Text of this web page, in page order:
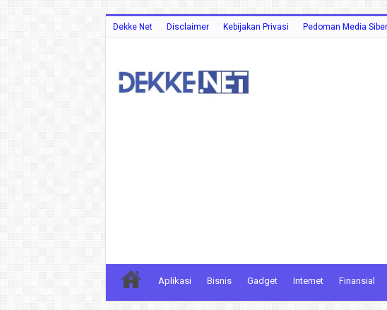
Dekke Net Disclaimer Kebijakan Privasi Pedoman Media Siber
Aplikasi Bisnis Gadget Internet Finansial